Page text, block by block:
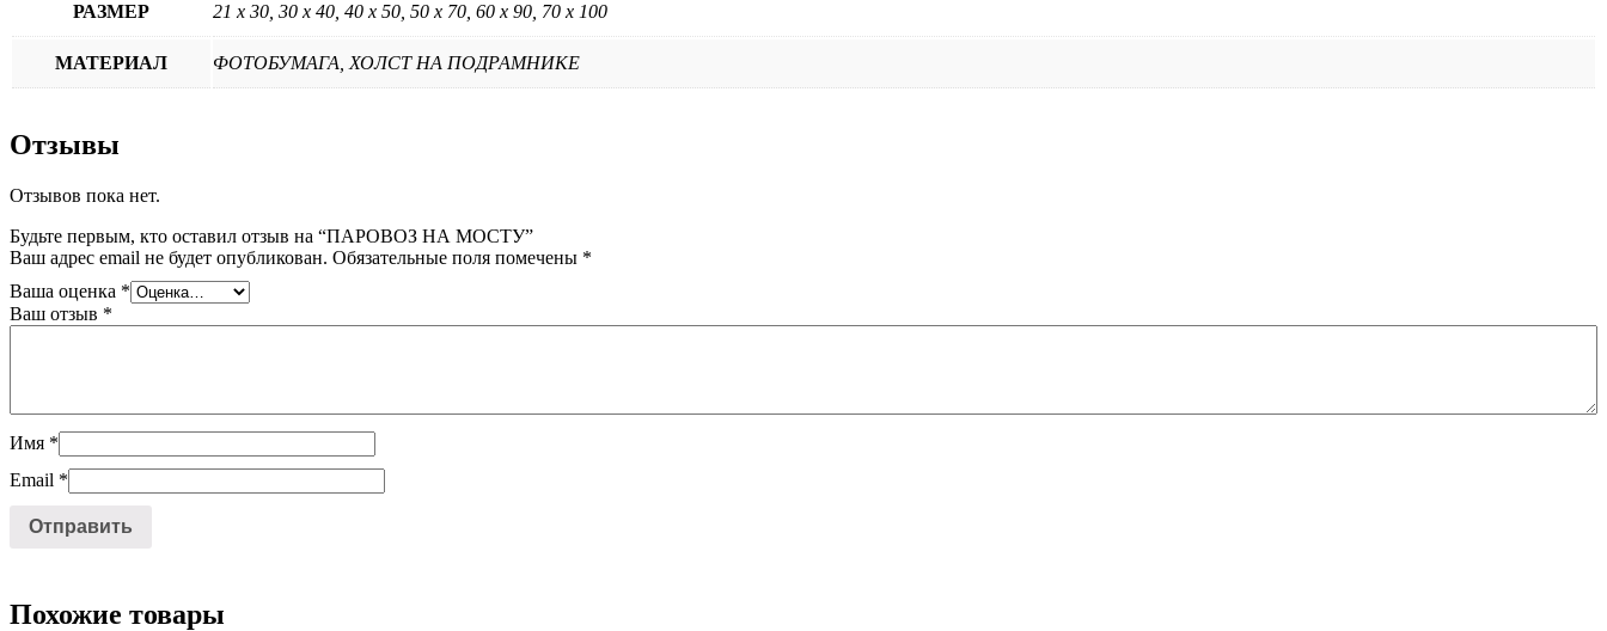
РАЗМЕР 21 х 30, 30 х 40, 40 х 50, 50 х 70, 60 х 90, 70 х 100
МАТЕРИАЛ ФОТОБУМАГА, ХОЛСТ НА ПОДРАМНИКЕ
Отзывы
Отзывов пока нет.
Будьте первым, кто оставил отзыв на “ПАРОВОЗ НА МОСТУ”
Ваш адрес email не будет опубликован. Обязательные поля помечены *
Ваша оценка *
Ваш отзыв *
Имя *
Email *
Похожие товары